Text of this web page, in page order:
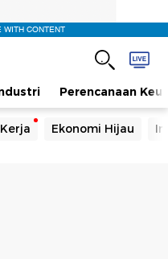
CONTENT
Perencanaan
Ekonomi Hijau